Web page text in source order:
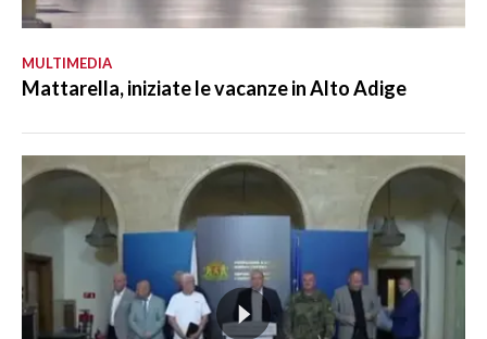
MULTIMEDIA
Mattarella, iniziate le vacanze in Alto Adige